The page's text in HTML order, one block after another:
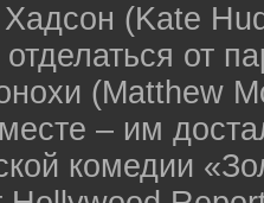
(Kate
от
(Matthew
– им
комедии